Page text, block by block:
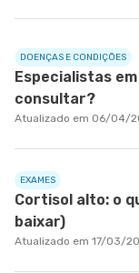
DOENÇAS E CONDIÇÕES
Especialistas
consultar?
Atualizado em 06/04/
EXAMES
Cortisol alto: o
baixar)
Atualizado em 17/03/